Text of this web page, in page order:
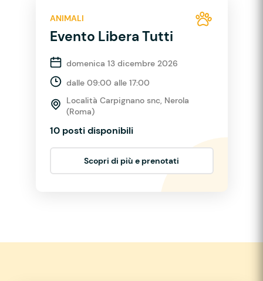
ANIMALI
Evento Libera Tutti
domenica 13 dicembre 2026
dalle 09:00 alle 17:00
Località Carpignano snc, Nerola
(Roma)
10 posti disponibili
Scopri di più e prenotati